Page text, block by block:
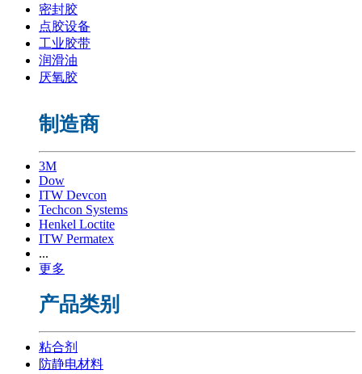
密封胶
点胶设备
工业胶带
润滑油
厌氧胶
制造商
3M
Dow
ITW Devcon
Techcon Systems
Henkel Loctite
ITW Permatex
...
更多
产品类别
粘合剂
防静电材料